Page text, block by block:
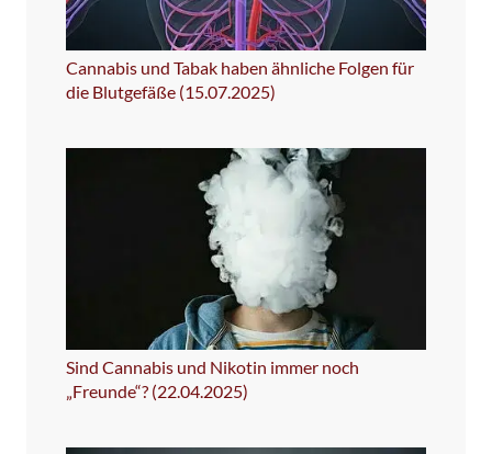
Cannabis und Tabak haben ähnliche Folgen für
die Blutgefäße (15.07.2025)
Sind Cannabis und Nikotin immer noch
„Freunde“? (22.04.2025)